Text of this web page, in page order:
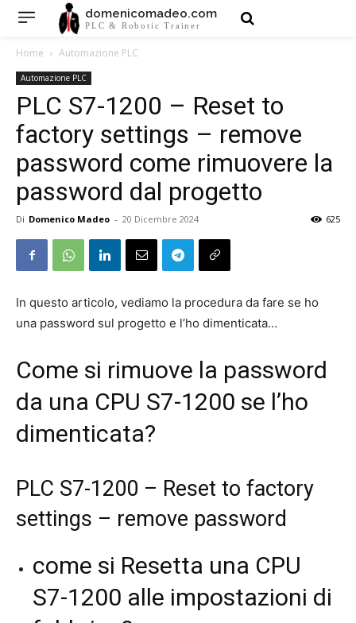
domenicomadeo.com
PLC & Robotic Trainer
Home Automazione PLC
Automazione PLC
PLC S7-1200 – Reset to
factory settings – remove
password come rimuovere la
password dal progetto
Di Domenico Madeo - 20 Dicembre 2024 625
In questo articolo, vediamo la procedura da fare se ho
una password sul progetto e l’ho dimenticata…
Come si rimuove la password
da una CPU S7-1200 se l’ho
dimenticata?
PLC S7-1200 – Reset to factory
settings – remove password
come si Resetta una CPU
S7-1200 alle impostazioni di